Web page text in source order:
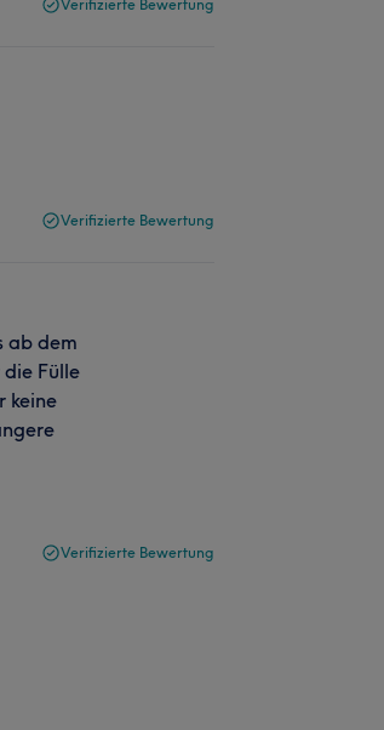
Verifizierte Bewertung
Verifizierte Bewertung
ab dem
Fülle
keine
Verifizierte Bewertung